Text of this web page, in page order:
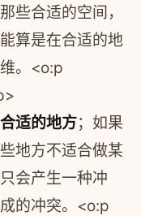
些合适的空间，
算是在合适的地
。 <o:p
适的地方；如果
地方不适合做某
会产生一种冲
的冲突。 <o:p